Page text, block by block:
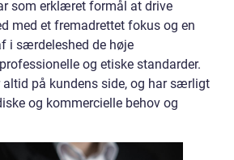
som erklæret formål at drive
med et fremadrettet fokus og en
i særdeleshed de høje
og etiske standarder.
altid på kundens side, og har særligt
og kommercielle behov og